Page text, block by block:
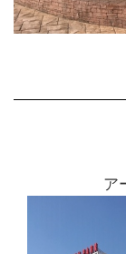
ア